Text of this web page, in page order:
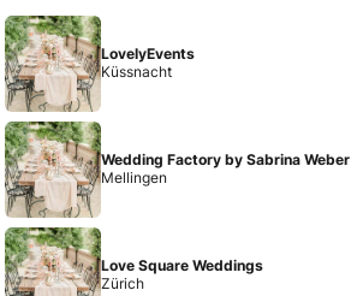
LovelyEvents
Küssnacht
Wedding Factory by Sabrina Weber
Mellingen
Love Square Weddings
Zürich